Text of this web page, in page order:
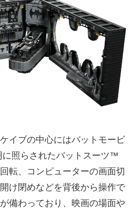
イブの中心にはバットモービ
照らされたバットスーツ™
転、コンピューターの画面切
け閉めなどを背後から操作で
備わっており、映画の場面や